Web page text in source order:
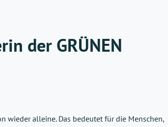
der GRÜNEN
wieder alleine. Das bedeutet für die Menschen,